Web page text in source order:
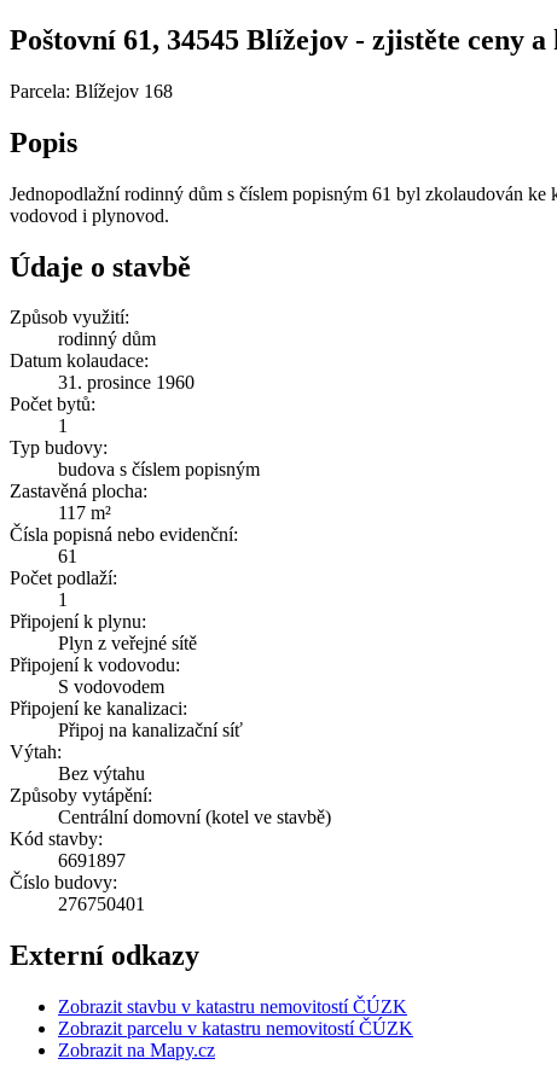
Poštovní 61, 34545 Blížejov - zjistěte ceny
Parcela: Blížejov 168
Popis
Jednopodlažní rodinný dům s číslem popisným 61 byl zkolaudován
vodovod i plynovod.
Údaje o stavbě
Způsob využití:
rodinný dům
Datum kolaudace:
31. prosince 1960
Počet bytů:
1
Typ budovy:
budova s číslem popisným
Zastavěná plocha:
117 m²
Čísla popisná nebo evidenční:
61
Počet podlaží:
1
Připojení k plynu:
Plyn z veřejné sítě
Připojení k vodovodu:
S vodovodem
Připojení ke kanalizaci:
Připoj na kanalizační síť
Výtah:
Bez výtahu
Způsoby vytápění:
Centrální domovní (kotel ve stavbě)
Kód stavby:
6691897
Číslo budovy:
276750401
Externí odkazy
Zobrazit stavbu v katastru nemovitostí ČÚZK
Zobrazit parcelu v katastru nemovitostí ČÚZK
Zobrazit na Mapy.cz